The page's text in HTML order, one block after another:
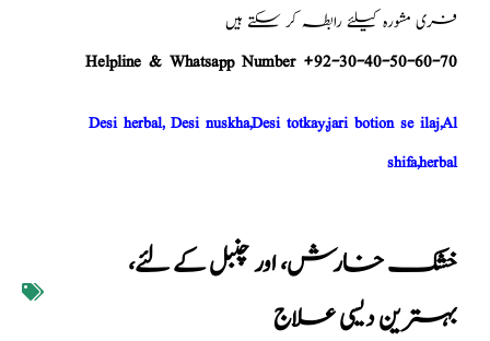
فری مشورہ کیلئے رابطہ کر سکتے ہیں
Helpline & Whatsapp Number +92-30-40-50-60-70
Desi herbal, Desi nuskha,Desi totkay,jari botion se ilaj,Al
shifa,herbal
خشک خارش، اور چنبل کے لئے،
بہترین دیسی علاج